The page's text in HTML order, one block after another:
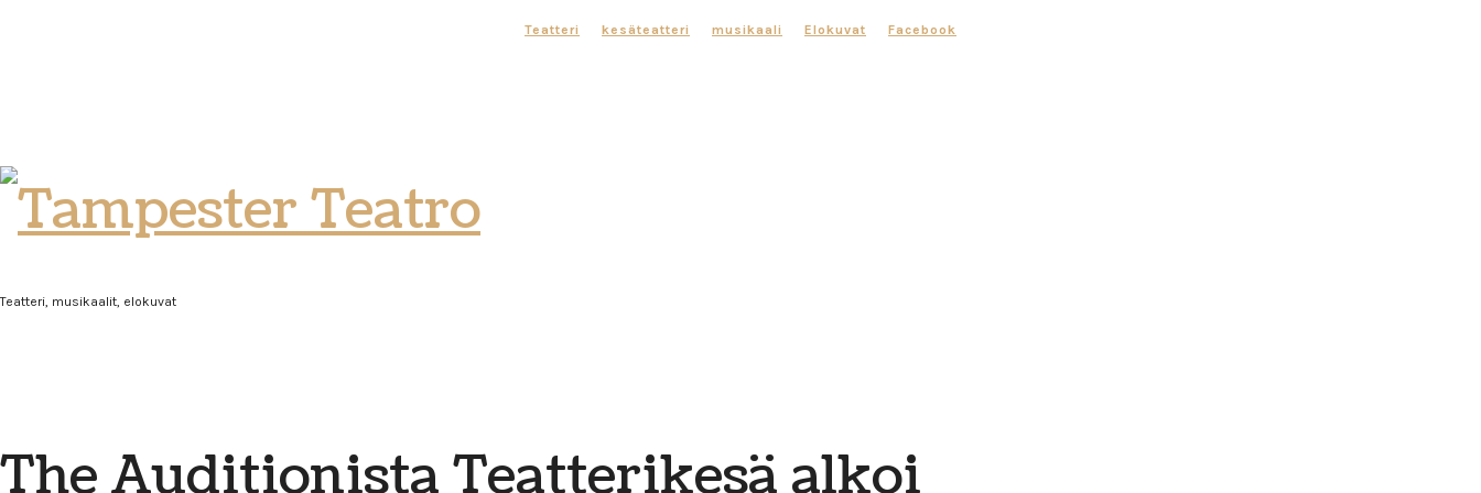
Teatteri kesäteatteri musikaali Elokuvat Facebook
Tampester
Teatro
Teatteri, musikaalit, elokuvat
The Auditionista Teatterikesä alkoi